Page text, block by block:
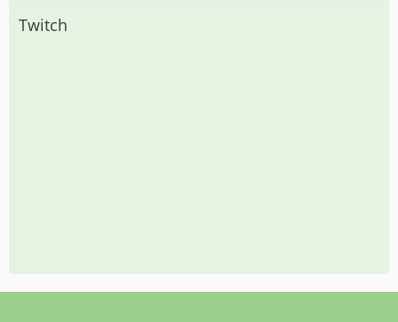
Twitch